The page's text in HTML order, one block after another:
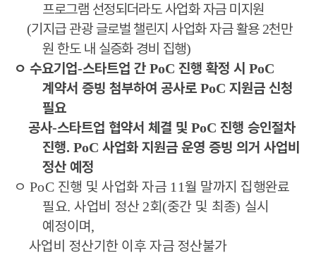
프로그램 선정되더라도 사업화 자금 미지원
(기지급 관광 글로벌 챌린지 사업화 자금 활용2천만
원 한도 내 실증화 경비 집행)
ㅇ 수요기업-스타트업 간 PoC 진행 확정 시 PoC
계약서 증빙 첨부하여 공사로PoC지원금 신청
필요
공사-스타트업 협약서 체결 및 PoC 진행 승인절차
진행. PoC사업화 지원금 운영 증빙 의거 사업비
정산 예정
ㅇ PoC 진행 및 사업화 자금 11월 말까지 집행완료
필요.사업비 정산2회 (중간 및 최종) 실시
예정이며,
사업비 정산기한 이후 자금 정산불가